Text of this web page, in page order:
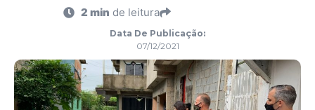
2 min de leitura
Data De Publicação:
07/12/2021